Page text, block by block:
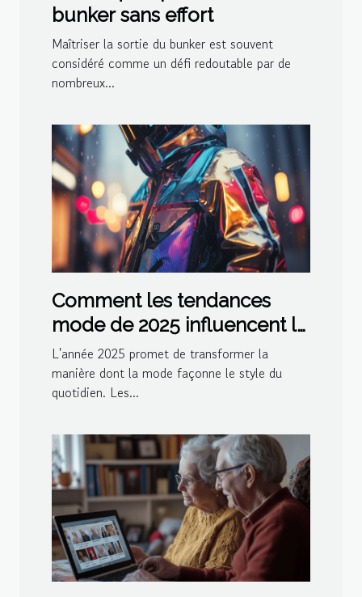
bunker sans effort
Maîtriser la sortie du bunker est souvent
considéré comme un défi redoutable par de
nombreux...
Comment les tendances
mode de 2025 influencent le
style quotidien
L'année 2025 promet de transformer la
manière dont la mode façonne le style du
quotidien. Les...